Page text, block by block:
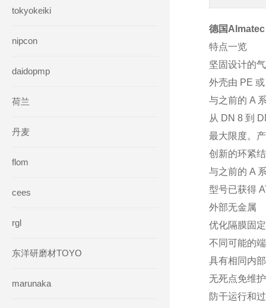
tokyokeiki
nipcon
daidopmp
荷兰
丹麦
flom
cees
rgl
东洋研磨材TOYO
marunaka
德国Almatec
特点一览
坚固设计的
外壳由 PE
与之前的 A
从 DN 8 到
最大限度。
创新的环紧
与之前的 A
型号已获得
外部无金属
优化隔膜固
不同可能的
具有相同内
无死点免维
防干运行和